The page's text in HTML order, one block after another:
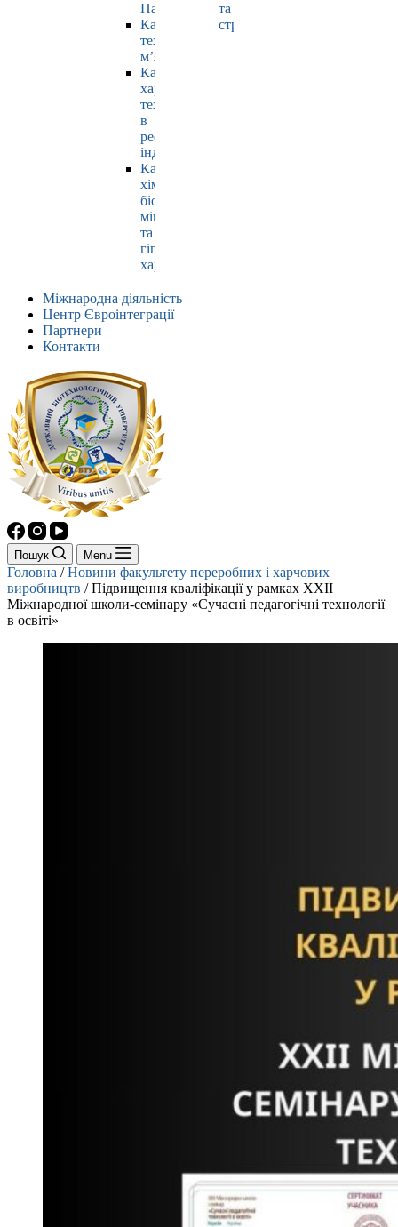
Павлюк
Кафедра
технології
м’яса
Кафедра
харчових
технологій
в
ресторанній
індустрії
Кафедра
хімії,
біохімії,
мікробіології
та
гігієни
харчування
та
страхування
Міжнародна діяльність
Центр Євроінтеграції
Партнери
Контакти
Пошук Menu
Головна /Новини факультету переробних і харчових
виробництв /Підвищення кваліфікації у рамках ХХII
Міжнародної школи-семінару «Сучасні педагогічні технології
в освіті»